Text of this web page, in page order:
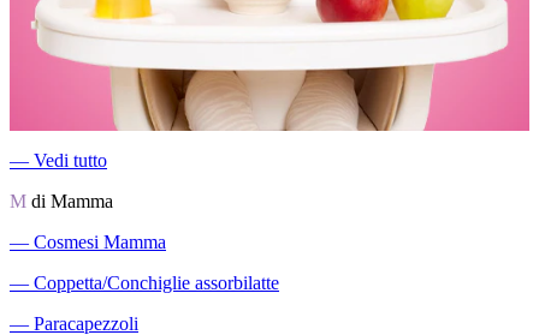
― Vedi tutto
M di Mamma
― Cosmesi Mamma
― Coppetta/Conchiglie assorbilatte
― Paracapezzoli